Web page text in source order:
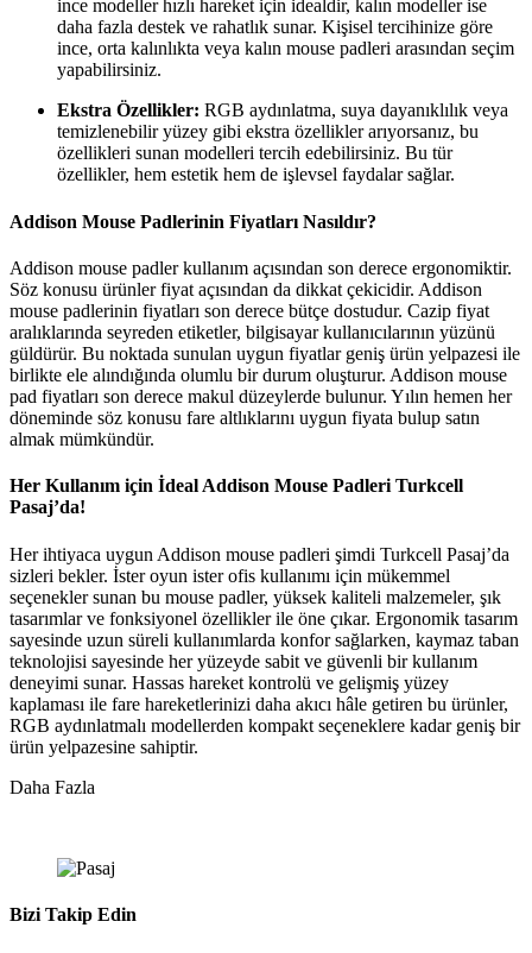
ince modeller hızlı hareket için idealdir, kalın modeller ise
daha fazla destek ve rahatlık sunar. Kişisel tercihinize göre
ince, orta kalınlıkta veya kalın mouse padleri arasından seçim
yapabilirsiniz.
Ekstra Özellikler: RGB aydınlatma, suya dayanıklılık veya
temizlenebilir yüzey gibi ekstra özellikler arıyorsanız, bu
özellikleri sunan modelleri tercih edebilirsiniz. Bu tür
özellikler, hem estetik hem de işlevsel faydalar sağlar.
Addison Mouse Padlerinin Fiyatları Nasıldır?
Addison mouse padler kullanım açısından son derece ergonomiktir.
Söz konusu ürünler fiyat açısından da dikkat çekicidir. Addison
mouse padlerinin fiyatları son derece bütçe dostudur. Cazip fiyat
aralıklarında seyreden etiketler, bilgisayar kullanıcılarının yüzünü
güldürür. Bu noktada sunulan uygun fiyatlar geniş ürün yelpazesi ile
birlikte ele alındığında olumlu bir durum oluşturur. Addison mouse
pad fiyatları son derece makul düzeylerde bulunur. Yılın hemen her
döneminde söz konusu fare altlıklarını uygun fiyata bulup satın
almak mümkündür.
Her Kullanım için İdeal Addison Mouse Padleri Turkcell
Pasaj’da!
Her ihtiyaca uygun Addison mouse padleri şimdi Turkcell Pasaj’da
sizleri bekler. İster oyun ister ofis kullanımı için mükemmel
seçenekler sunan bu mouse padler, yüksek kaliteli malzemeler, şık
tasarımlar ve fonksiyonel özellikler ile öne çıkar. Ergonomik tasarım
sayesinde uzun süreli kullanımlarda konfor sağlarken, kaymaz taban
teknolojisi sayesinde her yüzeyde sabit ve güvenli bir kullanım
deneyimi sunar. Hassas hareket kontrolü ve gelişmiş yüzey
kaplaması ile fare hareketlerinizi daha akıcı hâle getiren bu ürünler,
RGB aydınlatmalı modellerden kompakt seçeneklere kadar geniş bir
ürün yelpazesine sahiptir.
Daha Fazla
Bizi Takip Edin